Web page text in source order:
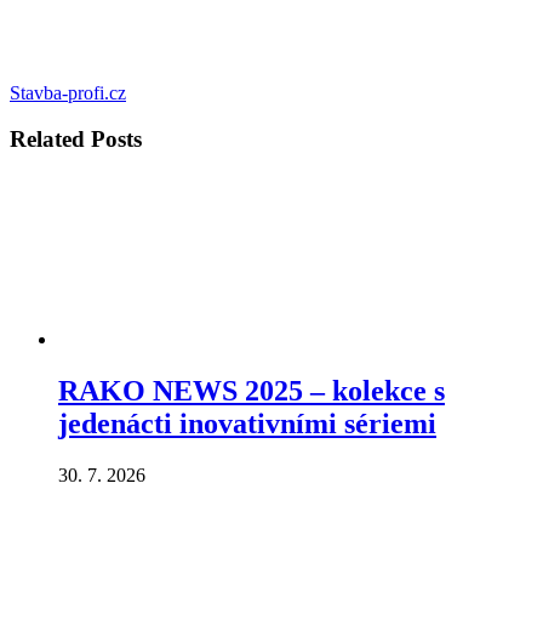
Stavba-profi.cz
Related Posts
RAKO NEWS 2025 – kolekce s
jedenácti inovativními sériemi
30. 7. 2026